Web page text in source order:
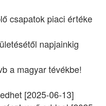
csapatok piaci értéke
napjainkig
a magyar tévékbe!
[2025-06-13]